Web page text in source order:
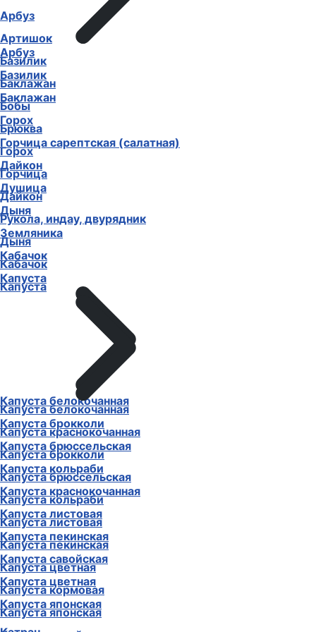
Арбуз
Базилик
Баклажан
Горох
Горчица сарептская (салатная)
Дайкон
Душица
Дыня
Земляника
Кабачок
Капуста
Капуста белокочанная
Капуста брокколи
Капуста брюссельская
Капуста кольраби
Капуста краснокочанная
Капуста листовая
Капуста пекинская
Капуста савойская
Капуста цветная
Капуста японская
Арбуз
Артишок
Базилик
Баклажан
Бобы
Брюква
Горох
Горчица
Дайкон
Рукола, индау, двурядник
Дыня
Кабачок
Капуста
Капуста белокочанная
Капуста краснокочанная
Капуста брокколи
Капуста брюссельская
Капуста кольраби
Капуста листовая
Капуста пекинская
Капуста цветная
Капуста кормовая
Капуста японская